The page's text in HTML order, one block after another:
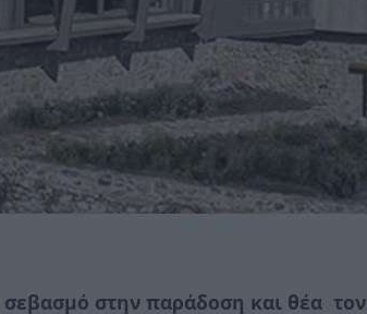
σεβασμό στην παράδοση και θέα τον